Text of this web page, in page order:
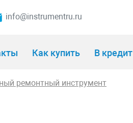
info@instrumentru.ru
Как купить В кредит
ремонтный инструмент